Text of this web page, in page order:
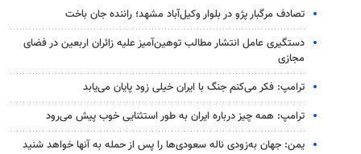
تصادف مرگبار پژو در بلوار وکیل‌آباد مشهد؛ راننده جان باخت
دستگیری عامل انتشار مطالب توهین‌آمیز علیه زائران اربعین در فضای
مجازی
ترامپ: فکر می‌کنم جنگ با ایران خیلی زود پایان می‌یابد
ترامپ: همه چیز درباره ایران به طور استثنایی خوب پیش می‌رود
یمن: جهان به‌زودی ناله سعودی‌ها را پس از حمله به آنها خواهد شنید